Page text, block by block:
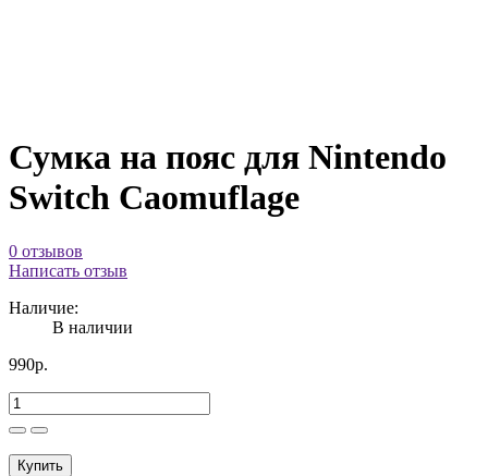
Сумка на пояс для Nintendo
Switch Caomuflage
0 отзывов
Написать отзыв
Наличие:
В наличии
990р.
Купить